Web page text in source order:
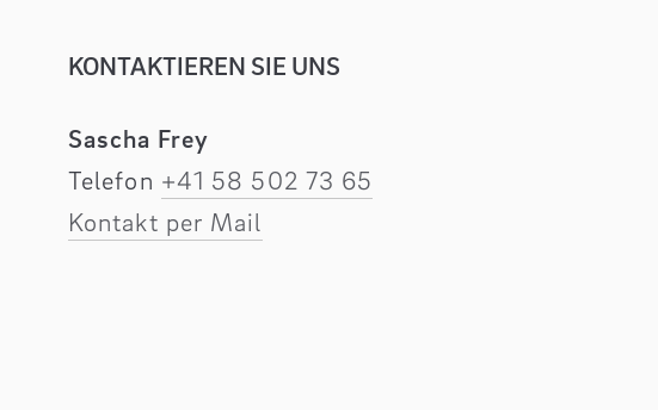
KONTAKTIEREN SIE UNS
Sascha Frey
Telefon +41 58 502 73 65
Kontakt per Mail